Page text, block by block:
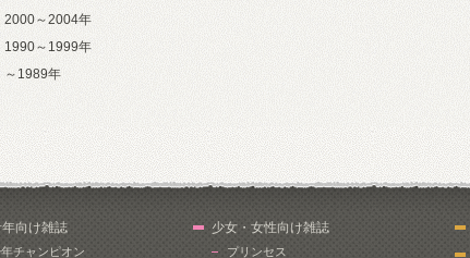
2000～2004年
1990～1999年
～1989年
向け雑誌
チャンピオン
少女・女性向け雑誌
プリンセス